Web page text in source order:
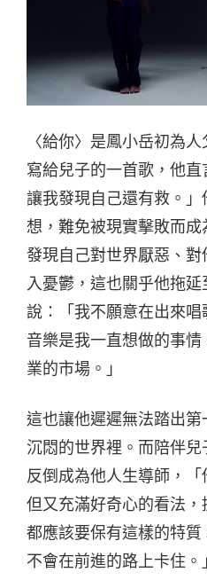
〈給你〉是鳳小岳初為
寫給兒子的一首歌，他直
讓我發現自己還有救。
想，難免被現實擊敗而成
發現自己對世界厭惡、
入憂鬱，這也關乎他拖
說：「我不願意在出來唱
音樂是我一直想做的事
業的市場。」
這也讓他遲遲無法踏出
沉悶的世界裡。而陪伴
反倒成為他人生導師，
但又充滿好奇心的看法
都應該要保有這樣的特
不會在前進的路上卡住。」